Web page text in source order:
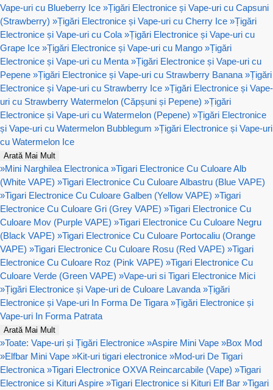
Vape-uri cu Blueberry Ice »Țigări Electronice și Vape-uri cu Capsuni
(Strawberry) »Țigări Electronice și Vape-uri cu Cherry Ice »Țigări
Electronice și Vape-uri cu Cola »Țigări Electronice și Vape-uri cu
Grape Ice »Țigări Electronice și Vape-uri cu Mango »Țigări
Electronice și Vape-uri cu Menta »Țigări Electronice și Vape-uri cu
Pepene »Țigări Electronice și Vape-uri cu Strawberry Banana »Țigări
Electronice și Vape-uri cu Strawberry Ice »Țigări Electronice și Vape-
uri cu Strawberry Watermelon (Căpșuni și Pepene) »Țigări
Electronice și Vape-uri cu Watermelon (Pepene) »Țigări Electronice
și Vape-uri cu Watermelon Bubblegum »Țigări Electronice și Vape-uri
cu Watermelon Ice
Arată Mai Mult
»Mini Narghilea Electronica »Tigari Electronice Cu Culoare Alb
(White VAPE) »Tigari Electronice Cu Culoare Albastru (Blue VAPE)
»Tigari Electronice Cu Culoare Galben (Yellow VAPE) »Tigari
Electronice Cu Culoare Gri (Grey VAPE) »Tigari Electronice Cu
Culoare Mov (Purple VAPE) »Tigari Electronice Cu Culoare Negru
(Black VAPE) »Tigari Electronice Cu Culoare Portocaliu (Orange
VAPE) »Tigari Electronice Cu Culoare Rosu (Red VAPE) »Tigari
Electronice Cu Culoare Roz (Pink VAPE) »Tigari Electronice Cu
Culoare Verde (Green VAPE) »Vape-uri si Tigari Electronice Mici
»Țigări Electronice și Vape-uri de Culoare Lavanda »Țigări
Electronice și Vape-uri In Forma De Tigara »Țigări Electronice și
Vape-uri In Forma Patrata
Arată Mai Mult
»Toate: Vape-uri și Țigări Electronice »Aspire Mini Vape »Box Mod
»Elfbar Mini Vape »Kit-uri tigari electronice »Mod-uri De Tigari
Electronica »Tigari Electronice OXVA Reincarcabile (Vape) »Tigari
Electronice si Kituri Aspire »Tigari Electronice si Kituri Elf Bar »Tigari